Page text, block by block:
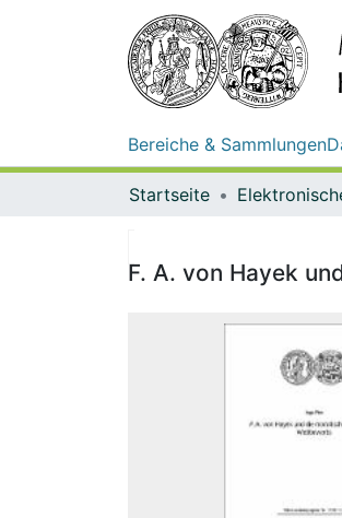
Bereiche & Sammlungen
Startseite
F. A. von Hayek